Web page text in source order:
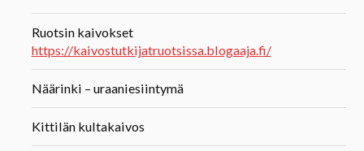
Ruotsin kaivokset
https://kaivostutkijatruotsissa.blogaaja.fi/
Näärinki – uraaniesiintymä
Kittilän kultakaivos